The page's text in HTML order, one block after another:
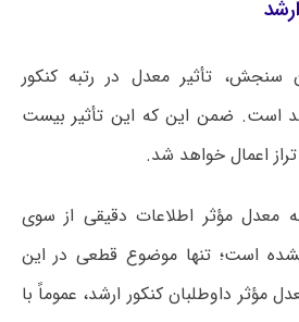
سنجش، تأثیر معدل در رتبه کنکور
ارشد ۲۰ درصد است. ضمن این که این تأثیر بیست
اعمال خواهد شد.
مؤثر اطلاعات دقیقی از سوی
است؛ تنها موضوع قطعی در این
داوطلبان کنکور ارشد، عموماً با